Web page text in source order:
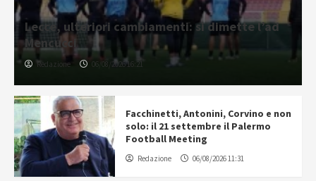
Lecce, ulteriori cambiamenti: si dimette l’ad
Mencucci
Redazione 06/08/2026 16:21
Facchinetti, Antonini, Corvino e non
solo: il 21 settembre il Palermo
Football Meeting
Redazione 06/08/2026 11:31